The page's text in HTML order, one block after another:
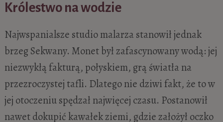
Królestwo na wodzie
Najwspanialsze studio malarza stanowił jednak
brzeg Sekwany. Monet był zafascynowany wodą: jej
niezwykłą fakturą, połyskiem, grą światła na
przezroczystej tafli. Dlatego nie dziwi fakt, że to w
jej otoczeniu spędzał najwięcej czasu. Postanowił
nawet dokupić kawałek ziemi, gdzie założył oczko